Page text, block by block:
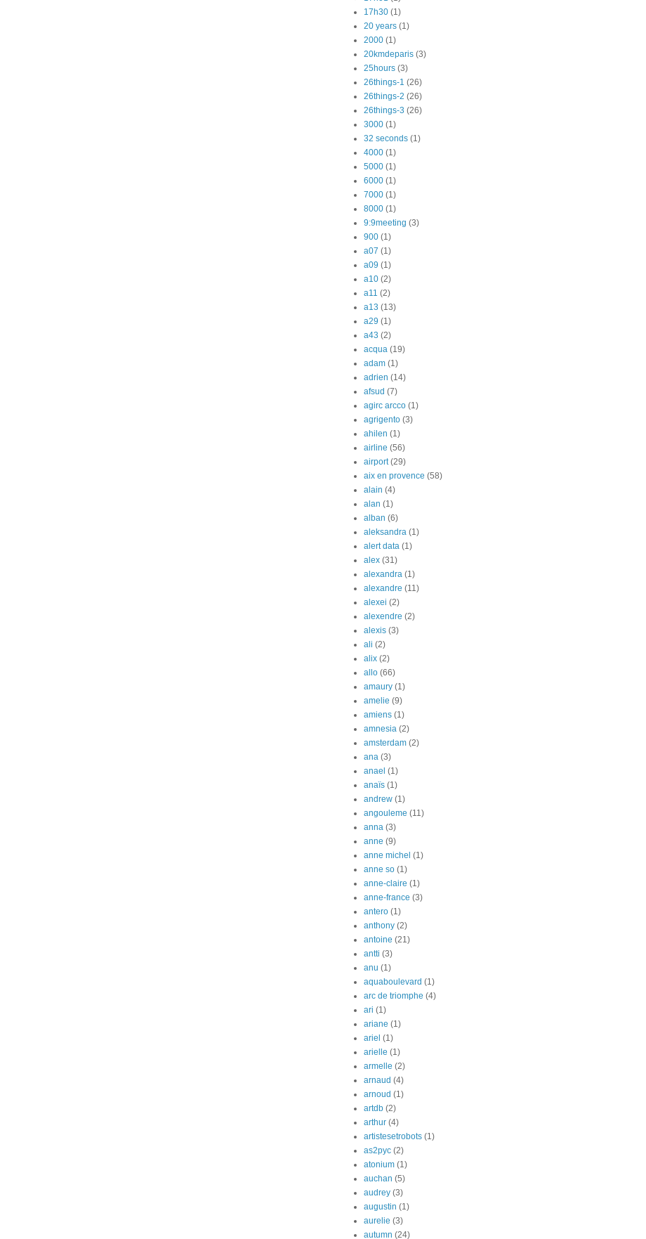
17h30 (1)
20 years (1)
2000 (1)
20kmdeparis (3)
25hours (3)
26things-1 (26)
26things-2 (26)
26things-3 (26)
3000 (1)
32 seconds (1)
4000 (1)
5000 (1)
6000 (1)
7000 (1)
8000 (1)
9:9meeting (3)
900 (1)
a07 (1)
a09 (1)
a10 (2)
a11 (2)
a13 (13)
a29 (1)
a43 (2)
acqua (19)
adam (1)
adrien (14)
afsud (7)
agirc arcco (1)
agrigento (3)
ahilen (1)
airline (56)
airport (29)
aix en provence (58)
alain (4)
alan (1)
alban (6)
aleksandra (1)
alert data (1)
alex (31)
alexandra (1)
alexandre (11)
alexei (2)
alexendre (2)
alexis (3)
ali (2)
alix (2)
allo (66)
amaury (1)
amelie (9)
amiens (1)
amnesia (2)
amsterdam (2)
ana (3)
anael (1)
anaïs (1)
andrew (1)
angouleme (11)
anna (3)
anne (9)
anne michel (1)
anne so (1)
anne-claire (1)
anne-france (3)
antero (1)
anthony (2)
antoine (21)
antti (3)
anu (1)
aquaboulevard (1)
arc de triomphe (4)
ari (1)
ariane (1)
ariel (1)
arielle (1)
armelle (2)
arnaud (4)
arnoud (1)
artdb (2)
arthur (4)
artistesetrobots (1)
as2pyc (2)
atonium (1)
auchan (5)
audrey (3)
augustin (1)
aurelie (3)
autumn (24)